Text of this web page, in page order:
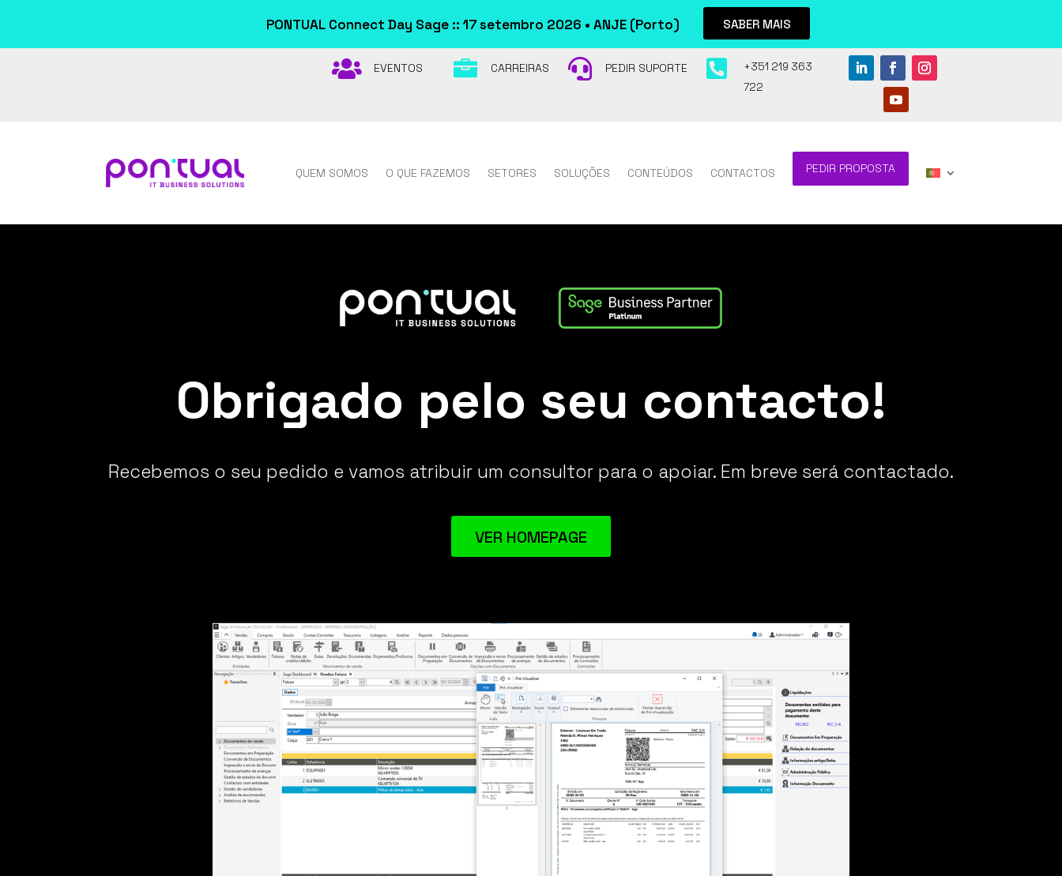
PONTUAL Connect Day Sage :: 17 setembro 2026 • ANJE (Porto) SABER MAIS
 EVENTOS  CARREIRAS  PEDIR SUPORTE 
+351 219 363
722
QUEM SOMOS O QUE FAZEMOS SETORES SOLUÇÕES CONTEÚDOS CONTACTOS PEDIR PROPOSTA
Obrigado pelo seu contacto!
Recebemos o seu pedido e vamos atribuir um consultor para o apoiar. Em breve será contactado.
VER HOMEPAGE